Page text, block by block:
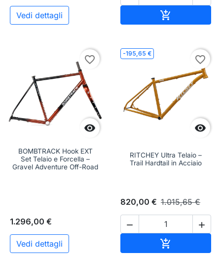
Vedi dettagli 

favorite_border
BOMBTRACK Hook EXT
Set Telaio e Forcella –
Gravel Adventure Off-Road
1.296,00 €
Vedi dettagli
-195,65 €

favorite_border
RITCHEY Ultra Telaio –
Trail Hardtail in Acciaio
820,00 € 1.015,65 €
 
